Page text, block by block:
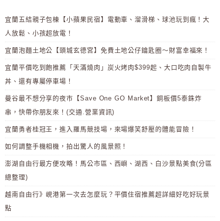
宜蘭五結親子包棟【小蘋果民宿】電動車、溜滑梯、球池玩到瘋！大
人放鬆、小孩超放電！
宜蘭泡麵土地公【頭城玄德宮】免費土地公仔鑰匙圈～財富幸福來！
宜蘭平價吃到飽推薦「天滿燒肉」炭火烤肉$399起、大口吃肉自製牛
丼、還有專屬停車場！
曼谷最不想分享的夜市【Save One GO Market】銅板價5泰銖炸
串，快帶你朋友來！(交通.營業資訊)
宜蘭勇者桂冠王，進入羅馬競技場，來場爆笑舒壓的體能冒險！
如何調整手機相機，拍出驚人的風景照！
澎湖自由行最方便攻略！馬公市區、西嶼、湖西、白沙景點美食(分區
總整理)
越南自由行》峴港第一次去怎麼玩？平價住宿推薦超詳細好吃好玩景
點